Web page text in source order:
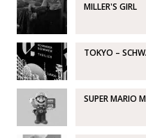
MILLER'S GIRL
TOKYO –
SUPER MARIO